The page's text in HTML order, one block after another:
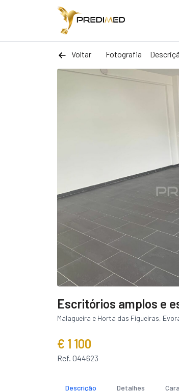
Voltar Fotografia
Escritórios amplos e
Malagueira e Horta das Figueiras,
€ 1 100
Ref. 044623
Descrição Detalhes